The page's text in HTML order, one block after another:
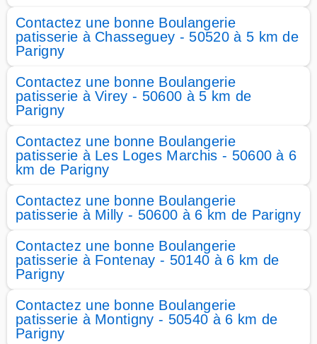
Contactez une bonne Boulangerie
patisserie à Chasseguey - 50520 à 5 km de
Parigny
Contactez une bonne Boulangerie
patisserie à Virey - 50600 à 5 km de
Parigny
Contactez une bonne Boulangerie
patisserie à Les Loges Marchis - 50600 à 6
km de Parigny
Contactez une bonne Boulangerie
patisserie à Milly - 50600 à 6 km de Parigny
Contactez une bonne Boulangerie
patisserie à Fontenay - 50140 à 6 km de
Parigny
Contactez une bonne Boulangerie
patisserie à Montigny - 50540 à 6 km de
Parigny